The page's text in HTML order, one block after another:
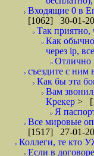
Входящие 0 в
[1062] 30-01-
Так приятно,
Как
через ip,
Отлично
съездите с ним
Как бы эта
Вам
Крекер >
Я
Все мировые
[1517] 27-01-
Коллеги, те кто
Если в